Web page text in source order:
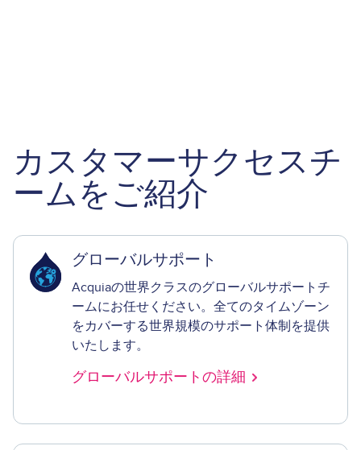
カスタマーサクセスチ
ームをご紹介
グローバルサポート
Acquiaの世界クラスのグローバルサポートチ
ームにお任せください。全てのタイムゾーン
をカバーする世界規模のサポート体制を提供
いたします。
グローバルサポートの詳細